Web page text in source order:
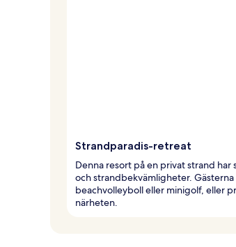
Strandparadis-retreat
Denna resort på en privat strand har
och strandbekvämligheter. Gästerna
beachvolleyboll eller minigolf, eller
närheten.